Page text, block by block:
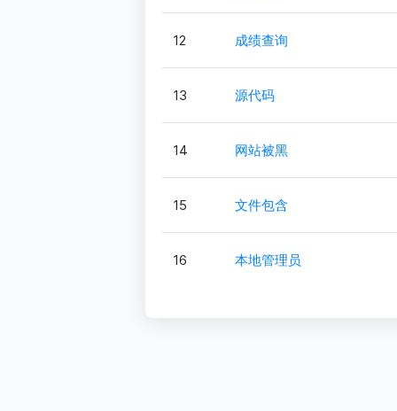
12 成绩查询
13 源代码
14 网站被黑
15 文件包含
16 本地管理员